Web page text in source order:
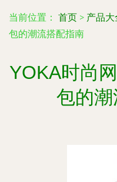
当前位置： 首页 > 产品大
包的潮流搭配指南
YOKA时尚
包的